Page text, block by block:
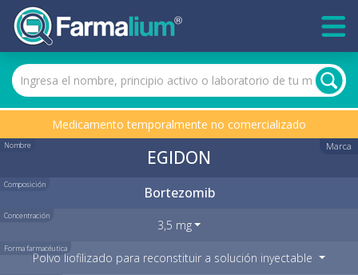
Medicamento temporalmente no comercializado
Nombre Marca
EGIDON
Composición Bortezomib
Concentración
3,5 mg
Forma farmacéutica
Polvo liofilizado para reconstituir a solución inyectable